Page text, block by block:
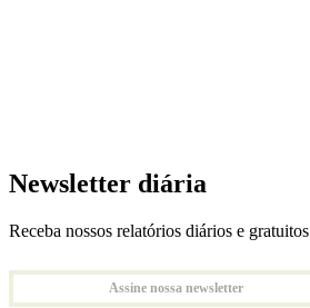
Newsletter diária
Receba nossos relatórios diários e gratuitos
Assine nossa newsletter